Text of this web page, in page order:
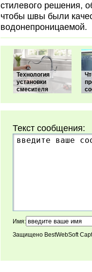
стилевого решения,
чтобы швы были
водонепроницаемой.
Технология
установки
смесителя
Текст сообщения:
Имя:
Защищено BestWebSoft